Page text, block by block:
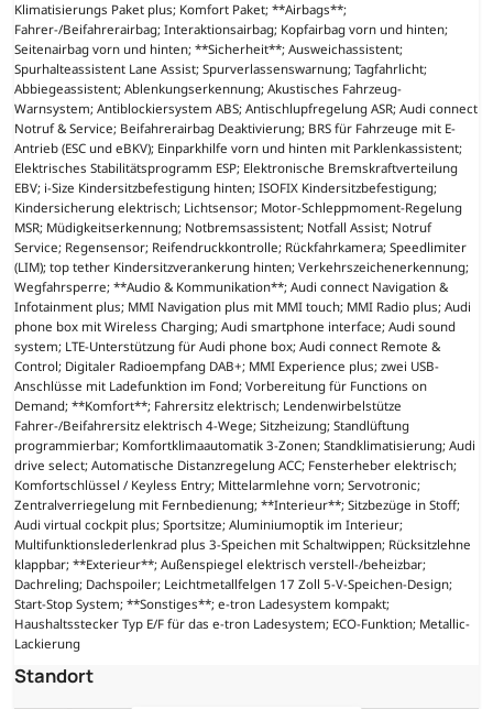
Klimatisierungs Paket plus; Komfort Paket; **Airbags**;
Fahrer-/Beifahrerairbag; Interaktionsairbag; Kopfairbag vorn und hinten;
Seitenairbag vorn und hinten; **Sicherheit**; Ausweichassistent;
Spurhalteassistent Lane Assist; Spurverlassenswarnung; Tagfahrlicht;
Abbiegeassistent; Ablenkungserkennung; Akustisches Fahrzeug-
Warnsystem; Antiblockiersystem ABS; Antischlupfregelung ASR; Audi connect
Notruf & Service; Beifahrerairbag Deaktivierung; BRS für Fahrzeuge mit E-
Antrieb (ESC und eBKV); Einparkhilfe vorn und hinten mit Parklenkassistent;
Elektrisches Stabilitätsprogramm ESP; Elektronische Bremskraftverteilung
EBV; i-Size Kindersitzbefestigung hinten; ISOFIX Kindersitzbefestigung;
Kindersicherung elektrisch; Lichtsensor; Motor-Schleppmoment-Regelung
MSR; Müdigkeitserkennung; Notbremsassistent; Notfall Assist; Notruf
Service; Regensensor; Reifendruckkontrolle; Rückfahrkamera; Speedlimiter
(LIM); top tether Kindersitzverankerung hinten; Verkehrszeichenerkennung;
Wegfahrsperre; **Audio & Kommunikation**; Audi connect Navigation &
Infotainment plus; MMI Navigation plus mit MMI touch; MMI Radio plus; Audi
phone box mit Wireless Charging; Audi smartphone interface; Audi sound
system; LTE-Unterstützung für Audi phone box; Audi connect Remote &
Control; Digitaler Radioempfang DAB+; MMI Experience plus; zwei USB-
Anschlüsse mit Ladefunktion im Fond; Vorbereitung für Functions on
Demand; **Komfort**; Fahrersitz elektrisch; Lendenwirbelstütze
Fahrer-/Beifahrersitz elektrisch 4-Wege; Sitzheizung; Standlüftung
programmierbar; Komfortklimaautomatik 3-Zonen; Standklimatisierung; Audi
drive select; Automatische Distanzregelung ACC; Fensterheber elektrisch;
Komfortschlüssel / Keyless Entry; Mittelarmlehne vorn; Servotronic;
Zentralverriegelung mit Fernbedienung; **Interieur**; Sitzbezüge in Stoff;
Audi virtual cockpit plus; Sportsitze; Aluminiumoptik im Interieur;
Multifunktionslederlenkrad plus 3-Speichen mit Schaltwippen; Rücksitzlehne
klappbar; **Exterieur**; Außenspiegel elektrisch verstell-/beheizbar;
Dachreling; Dachspoiler; Leichtmetallfelgen 17 Zoll 5-V-Speichen-Design;
Start-Stop System; **Sonstiges**; e-tron Ladesystem kompakt;
Haushaltsstecker Typ E/F für das e-tron Ladesystem; ECO-Funktion; Metallic-
Lackierung
Standort